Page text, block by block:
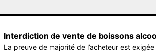
Interdiction de vente de boissons
La preuve de majorité de l’acheteur est